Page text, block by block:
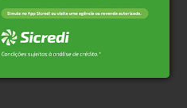
500caracteres restantes.